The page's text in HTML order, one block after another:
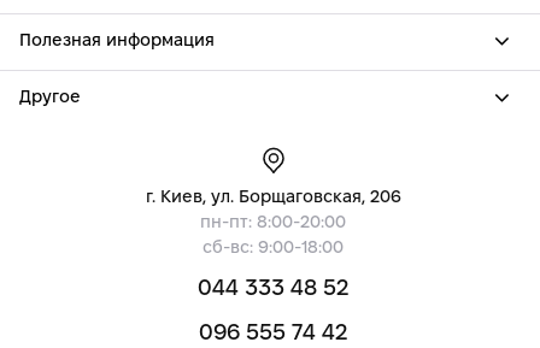
Полезная информация
Другое
г. Киев, ул. Борщаговская, 206
пн-пт: 8:00-20:00
сб-вс: 9:00-18:00
044 333 48 52
096 555 74 42